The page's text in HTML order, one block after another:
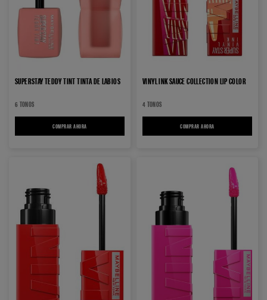
SUPERSTAY TEDDY TINT TINTA DE LABIOS
6 TONOS
COMPRAR AHORA
VINYL INK SAUCE COLLECTION LIP COLOR
4 TONOS
COMPRAR AHORA